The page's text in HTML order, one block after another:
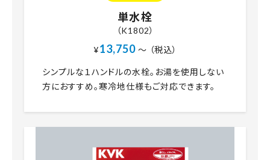
単水栓
（K1802）
¥13,750～ （税込）
シンプルな１ハンドルの水栓。お湯を使用しない
方におすすめ。寒冷地仕様もご対応できます。